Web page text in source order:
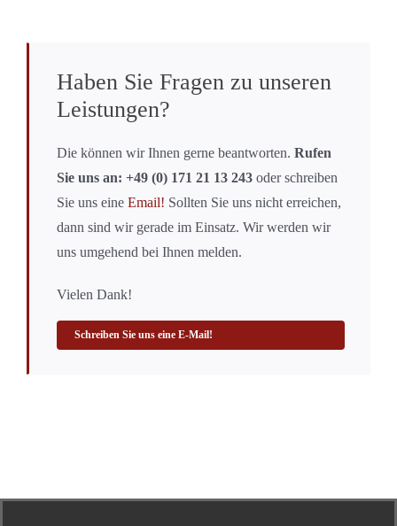
Haben Sie Fragen zu unseren
Leistungen?
Die können wir Ihnen gerne beantworten. Rufen
Sie uns an: +49 (0) 171 21 13 243 oder schreiben
Sie uns eine Email! Sollten Sie uns nicht erreichen,
dann sind wir gerade im Einsatz. Wir werden wir
uns umgehend bei Ihnen melden.
Vielen Dank!
Schreiben Sie uns eine E-Mail!